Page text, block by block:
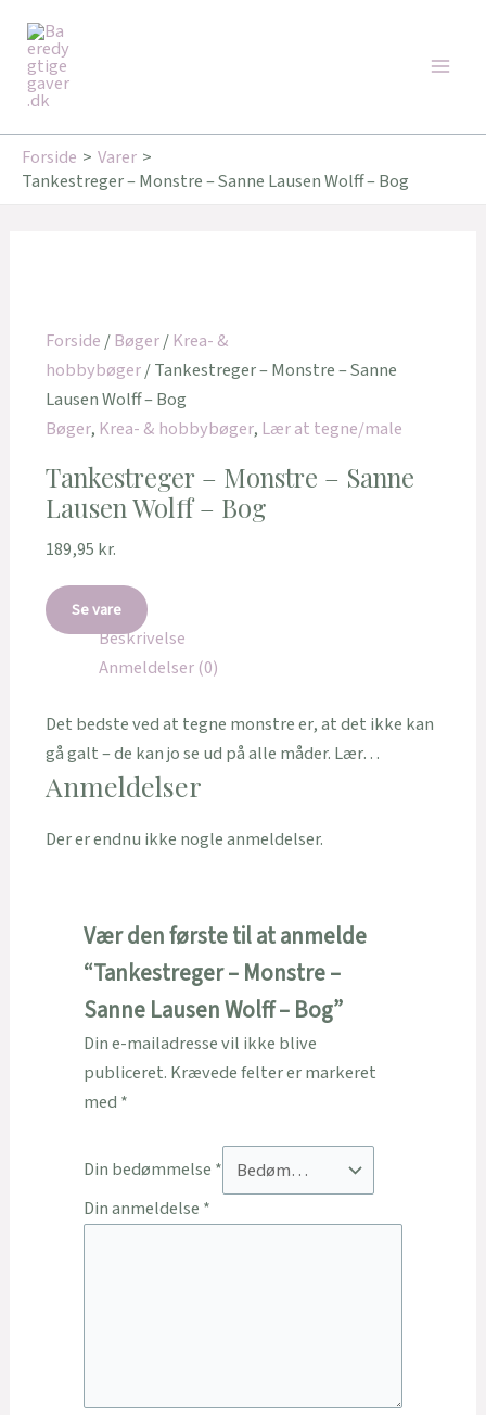
indholdet
Forside
Varer
Tankestreger – Monstre – Sanne Lausen Wolff – Bog
Forside/Bøger/Krea- &
hobbybøger/ Tankestreger – Monstre – Sanne
Lausen Wolff – Bog
Bøger, Krea- & hobbybøger, Lær at tegne/male
Tankestreger – Monstre – Sanne
Lausen Wolff – Bog
189,95 kr.
Se vare
Beskrivelse
Anmeldelser (0)
Det bedste ved at tegne monstre er, at det ikke kan
gå galt – de kan jo se ud på alle måder. Lær…
Anmeldelser
Der er endnu ikke nogle anmeldelser.
Vær den første til at anmelde
“Tankestreger – Monstre –
Sanne Lausen Wolff – Bog”
Din e-mailadresse vil ikke blive
publiceret. Krævede felter er markeret
med *
Din bedømmelse *
Din anmeldelse *
Tilbud!
Tilbud!
239,95 kr..199,95 kr..